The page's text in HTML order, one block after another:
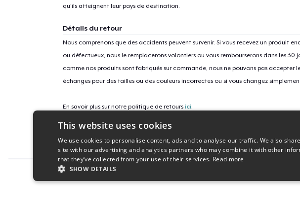
qu'ils atteignent leur pays de destination.
Détails du retour
Nous comprenons que des accidents peuvent survenir. Si vous recevez un produit
ou défectueux, nous le remplacerons volontiers ou vous rembourserons dans les 30
comme nos produits sont fabriqués sur commande, nous ne pouvons pas accepter
échanges pour des tailles ou des couleurs incorrectes ou si vous changez
En savoir plus sur notre politique de retours ici.
ID campagne
get-its-about-love
Unisex Classic
This website uses cookies
We use cookies to personalise content, ads and to analyse our traffic. We also
site with our advertising and analytics partners who may combine it with other
that they’ve collected from your use of their services. Read more
SHOW DETAILS